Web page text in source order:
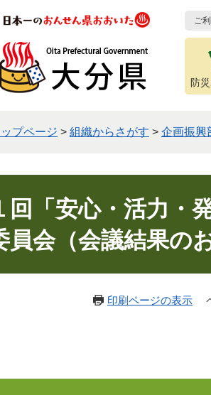
ご
防
ップページ > 組織からさがす > 企画振興
回「安心・活力・
員会（会議結果の
印刷ページの表示